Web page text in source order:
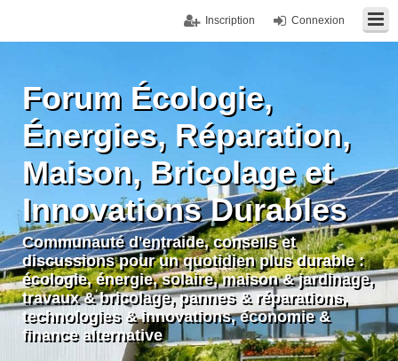
Connexion
Inscription
Forum Écologie,
Énergies, Réparation,
Maison, Bricolage et
Innovations Durables
Communauté d'entraide, conseils et
discussions pour un quotidien plus durable :
écologie, énergie, solaire, maison & jardinage,
travaux & bricolage, pannes & réparations,
technologies & innovations, économie &
finance alternative